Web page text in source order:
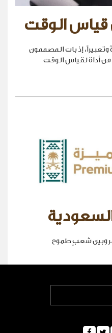
قياس الوقت
إذ بات المصممون
أداة لقياس الوقت
السعودية
وبين شعبٍ طموح